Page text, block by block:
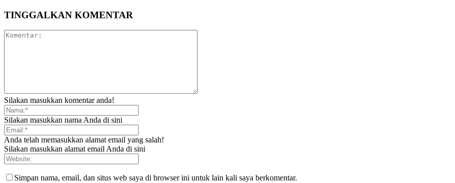
TINGGALKAN KOMENTAR
Silakan masukkan komentar anda!
Silakan masukkan nama Anda di sini
Anda telah memasukkan alamat email yang salah!
Silakan masukkan alamat email Anda di sini
Simpan nama, email, dan situs web saya di browser ini untuk lain kali saya berkomentar.